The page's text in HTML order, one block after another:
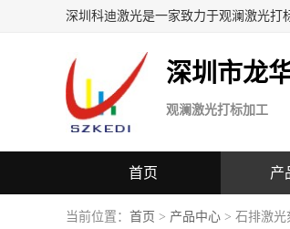
深圳科迪激光是一家致力于观澜激光打
深圳市龙
观澜激光打标加工
首页 产
当前位置： 首页 > 产品中心 > 石排激光